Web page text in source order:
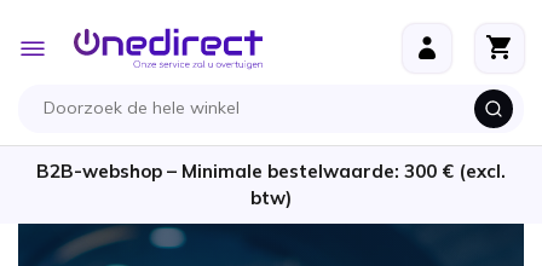
Toggle
Nav
B2B-webshop – Minimale bestelwaarde: 300 € (excl.
btw)